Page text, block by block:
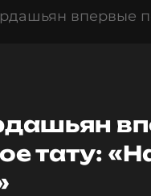
впервые
тату: